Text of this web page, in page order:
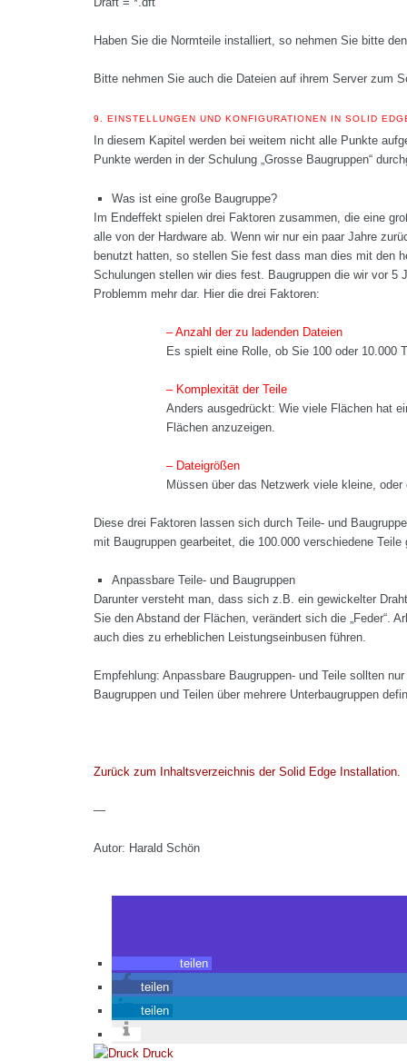
Haben Sie die Normteile installiert, so nehmen Sie bitte
Bitte nehmen Sie auch die Dateien auf ihrem Server zum
9. EINSTELLUNGEN UND KONFIGURATIONEN IN SOLID
In diesem Kapitel werden bei weitem nicht alle Punkte
Punkte werden in der Schulung „Grosse Baugruppen“
Was ist eine große Baugruppe?
Im Endeffekt spielen drei Faktoren zusammen, die eine
alle von der Hardware ab. Wenn wir nur ein paar Jahre
benutzt hatten, so stellen Sie fest dass man dies mit den
Schulungen stellen wir dies fest. Baugruppen die wir vor
Problemm mehr dar. Hier die drei Faktoren:
– Anzahl der zu ladenden Dateien
Es spielt eine Rolle, ob Sie 100 oder 10.000
– Komplexität der Teile
Anders ausgedrückt: Wie viele Flächen hat
Flächen anzuzeigen.
– Dateigrößen
Müssen über das Netzwerk viele kleine,
Diese drei Faktoren lassen sich durch Teile- und
mit Baugruppen gearbeitet, die 100.000 verschiedene Teile
Anpassbare Teile- und Baugruppen
Darunter versteht man, dass sich z.B. ein gewickelter
Sie den Abstand der Flächen, verändert sich die „Feder“.
auch dies zu erheblichen Leistungseinbusen führen.
Empfehlung: Anpassbare Baugruppen- und Teile sollten
Baugruppen und Teilen über mehrere Unterbaugruppen
Zurück zum Inhaltsverzeichnis der Solid Edge Installation.
—
Autor: Harald Schön
teilen
teilen
teilen
Druck